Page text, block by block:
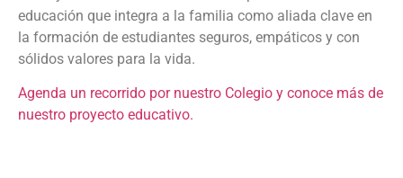
educación que integra a la familia como aliada clave en
la formación de estudiantes seguros, empáticos y con
sólidos valores para la vida.
Agenda un recorrido por nuestro Colegio y conoce más de
nuestro proyecto educativo.